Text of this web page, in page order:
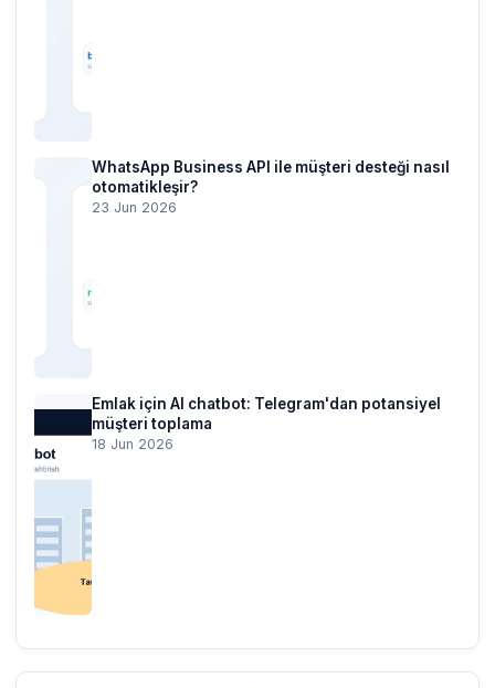
WhatsApp Business API ile müşteri desteği nasıl
otomatikleşir?
23 Jun 2026
Emlak için AI chatbot: Telegram'dan potansiyel
müşteri toplama
18 Jun 2026